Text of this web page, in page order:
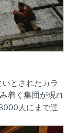
とされたカラ
着く集団が現れ
人にまで達